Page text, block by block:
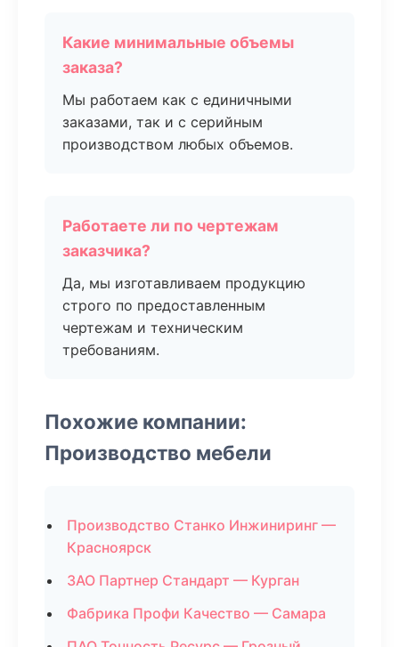
Какие минимальные объемы
заказа?
Мы работаем как с единичными
заказами, так и с серийным
производством любых объемов.
Работаете ли по чертежам
заказчика?
Да, мы изготавливаем продукцию
строго по предоставленным
чертежам и техническим
требованиям.
Похожие компании:
Производство мебели
Производство Станко Инжиниринг —
Красноярск
ЗАО Партнер Стандарт — Курган
Фабрика Профи Качество — Самара